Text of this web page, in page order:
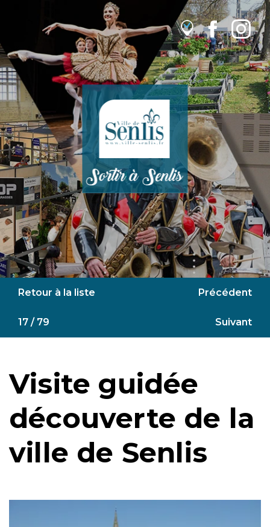
Retour à la liste Précédent
17 / 79 Suivant
Visite guidée
découverte de la
ville de Senlis